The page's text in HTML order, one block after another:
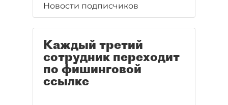
Новости подписчиков
Каждый третий
сотрудник переходит
по фишинговой
ссылке